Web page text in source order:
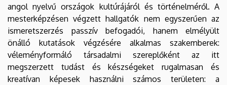
angol nyelvű országok kultúrájáról és történelméről. A
mesterképzésen végzett hallgatók nem egyszerűen az
ismeretszerzés passzív befogadói, hanem elmélyült
önálló kutatások végzésére alkalmas szakemberek:
véleményformáló társadalmi szereplőként az itt
megszerzett tudást és készségeket rugalmasan és
kreatívan képesek használni számos területen: a